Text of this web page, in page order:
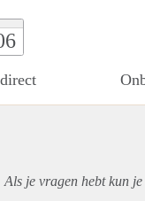
je vragen hebt kun je